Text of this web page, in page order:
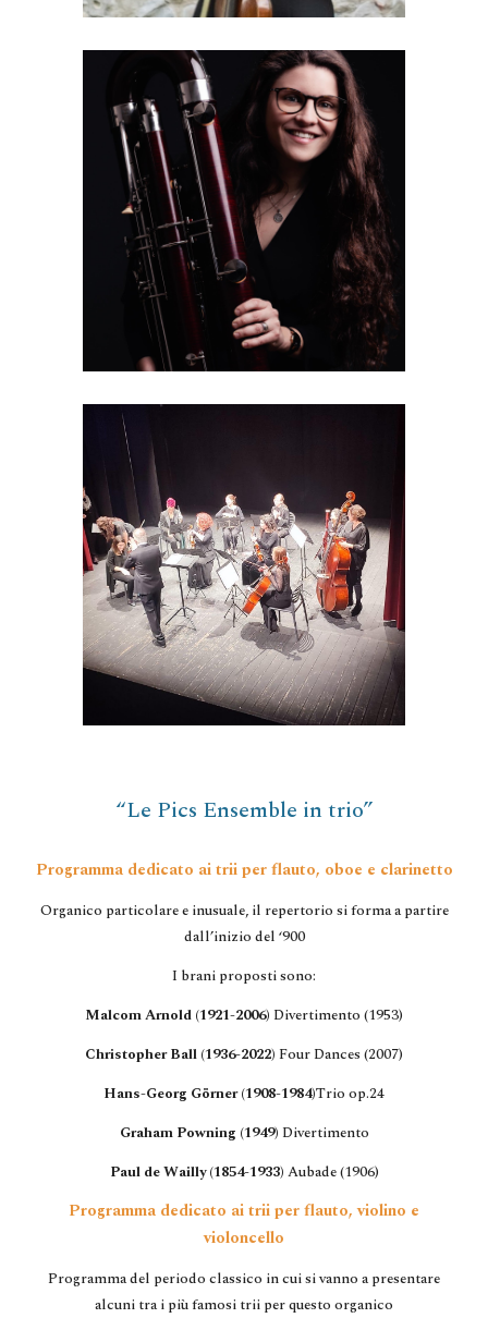
“Le Pics Ensemble in trio”
Programma dedicato ai trii per flauto, oboe e clarinetto
Organico particolare e inusuale, il repertorio si forma a partire
dall’inizio del ‘900
I brani proposti sono:
Malcom Arnold (1921-2006) Divertimento (1953)
Christopher Ball (1936-2022) Four Dances (2007)
Hans-Georg Görner (1908-1984)Trio op.24
Graham Powning (1949) Divertimento
Paul de Wailly (1854-1933) Aubade (1906)
Programma dedicato ai trii per flauto, violino e
violoncello
Programma del periodo classico in cui si vanno a presentare
alcuni tra i più famosi trii per questo organico